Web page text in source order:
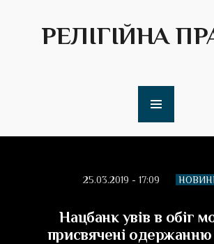
РЕЛІГІЙНА
25.03.2019 - 17:09
Нацбанк увів в обіг
присвячені